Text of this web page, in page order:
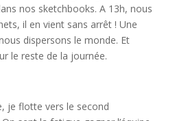
nos sketchbooks. A 13h, nous
il en vient sans arrêt ! Une
dispersons le monde. Et
le reste de la journée.
je flotte vers le second